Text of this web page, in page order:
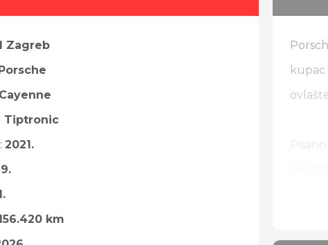
Zagreb
Cayenne
Tiptronic
2021.
km
kupac